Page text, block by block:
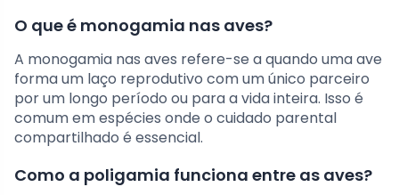
O que é monogamia nas aves?
A monogamia nas aves refere-se a quando uma ave
forma um laço reprodutivo com um único parceiro
por um longo período ou para a vida inteira. Isso é
comum em espécies onde o cuidado parental
compartilhado é essencial.
Como a poligamia funciona entre as aves?